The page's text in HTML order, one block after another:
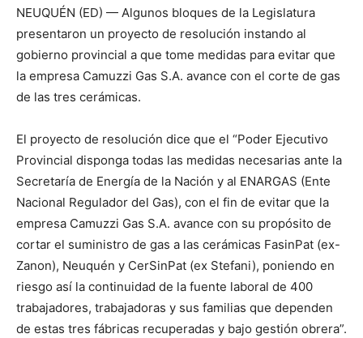
NEUQUÉN (ED) — Algunos bloques de la Legislatura
presentaron un proyecto de resolución instando al
gobierno provincial a que tome medidas para evitar que
la empresa Camuzzi Gas S.A. avance con el corte de gas
de las tres cerámicas.
El proyecto de resolución dice que el “Poder Ejecutivo
Provincial disponga todas las medidas necesarias ante la
Secretaría de Energía de la Nación y al ENARGAS (Ente
Nacional Regulador del Gas), con el fin de evitar que la
empresa Camuzzi Gas S.A. avance con su propósito de
cortar el suministro de gas a las cerámicas FasinPat (ex-
Zanon), Neuquén y CerSinPat (ex Stefani), poniendo en
riesgo así la continuidad de la fuente laboral de 400
trabajadores, trabajadoras y sus familias que dependen
de estas tres fábricas recuperadas y bajo gestión obrera”.